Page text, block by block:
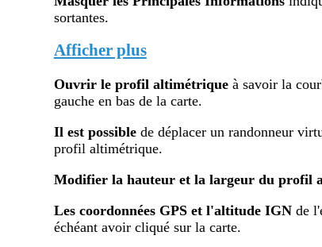
sortantes.
Afficher plus
Ouvrir le profil altimétriqueà savoir la
gauche en bas de la carte.
Il est possiblede déplacer un randonneur
profil altimétrique.
Modifier la hauteur et la largeur du profil
Les coordonnées GPS et l'altitude IGNde
échéant avoir cliqué sur la carte.